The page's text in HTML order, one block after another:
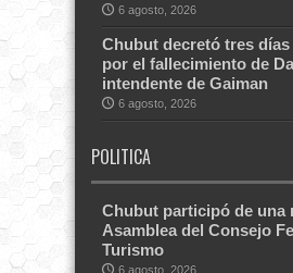
6 agosto, 2026
Chubut decretó tres
por el fallecimiento de
intendente de Gaiman
6 agosto, 2026
POLITICA
Chubut participó de una
Asamblea del Consejo
Turismo
6 agosto, 2026